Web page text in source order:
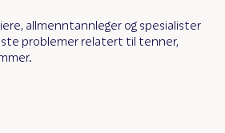
allmenntannleger og spesialister
problemer relatert til tenner,